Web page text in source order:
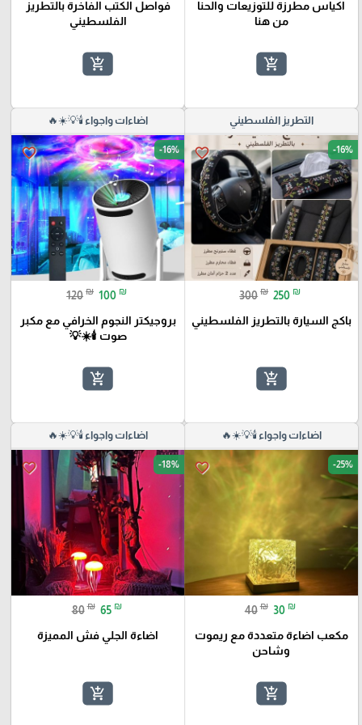
اكياس مطرزة للتوزيعات والحنا
من هنا
add_shopping_cart
فواصل الكتب الفاخرة بالتطريز
الفلسطيني
add_shopping_cart
التطريز الفلسطيني
favorite_border -16%
300 ₪ 250 ₪
باكج السيارة بالتطريز الفلسطيني
add_shopping_cart
اضاءات واجواء 🕯️💡☀️🔥
favorite_border -16%
120 ₪ 100 ₪
بروجيكتر النجوم الخرافي مع مكبر
صوت 🕯️☀️💡
add_shopping_cart
اضاءات واجواء 🕯️💡☀️🔥
favorite_border -25%
40 ₪ 30 ₪
مكعب اضاءة متعددة مع ريموت
وشاحن
add_shopping_cart
اضاءات واجواء 🕯️💡☀️🔥
favorite_border -18%
80 ₪ 65 ₪
اضاءة الجلي فش المميزة
add_shopping_cart